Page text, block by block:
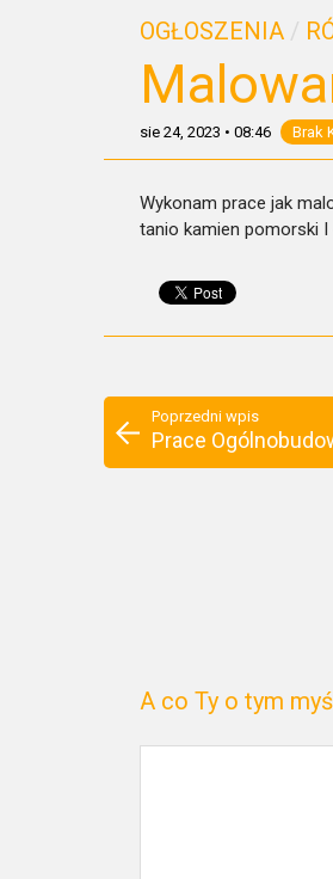
OGŁOSZENIA /
sie 24, 2023 • 08:46 Brak
Wykonam prace jak
tanio kamien pomorski
Poprzedni wpis
Prace
A co Ty o tym